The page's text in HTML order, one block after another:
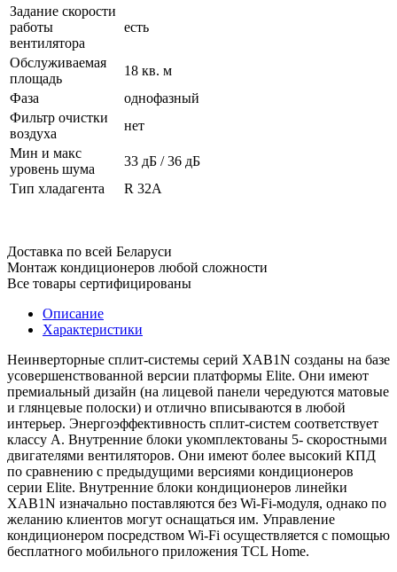
Задание скорости
работы
вентилятора
есть
Обслуживаемая
площадь
18 кв. м
Фаза
однофазный
Фильтр очистки
воздуха
нет
Мин и макс
уровень шума
33 дБ / 36 дБ
Тип хладагента
R 32A
Доставка по всей Беларуси
Монтаж кондиционеров любой сложности
Все товары сертифицированы
Описание
Характеристики
Неинверторные сплит-системы серий XAB1N созданы на базе
усовершенствованной версии платформы Elite. Они имеют
премиальный дизайн (на лицевой панели чередуются матовые
и глянцевые полоски) и отлично вписываются в любой
интерьер. Энергоэффективность сплит-систем соответствует
классу A. Внутренние блоки укомплектованы 5- скоростными
двигателями вентиляторов. Они имеют более высокий КПД
по сравнению с предыдущими версиями кондиционеров
серии Elite. Внутренние блоки кондиционеров линейки
XAB1N изначально поставляются без Wi-Fi-модуля, однако по
желанию клиентов могут оснащаться им. Управление
кондиционером посредством Wi-Fi осуществляется с помощью
бесплатного мобильного приложения TCL Home.